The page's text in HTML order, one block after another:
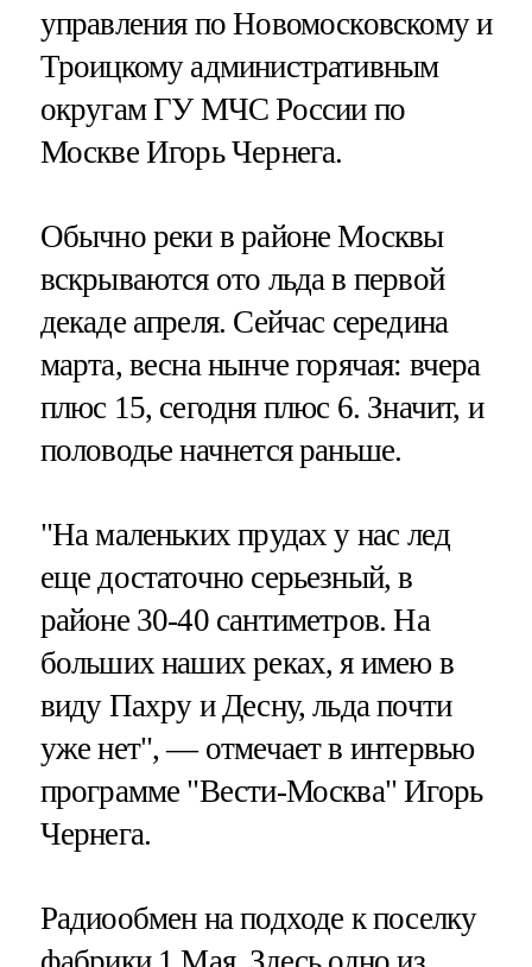
управления по Новомосковскому и
Троицкому административным
округам ГУ МЧС России по
Москве Игорь Чернега.
Обычно реки в районе Москвы
вскрываются ото льда в первой
декаде апреля. Сейчас середина
марта, весна нынче горячая: вчера
плюс 15, сегодня плюс 6. Значит, и
половодье начнется раньше.
"На маленьких прудах у нас лед
еще достаточно серьезный, в
районе 30-40 сантиметров. На
больших наших реках, я имею в
виду Пахру и Десну, льда почти
уже нет", — отмечает в интервью
программе "Вести-Москва" Игорь
Чернега.
Радиообмен на подходе к поселку